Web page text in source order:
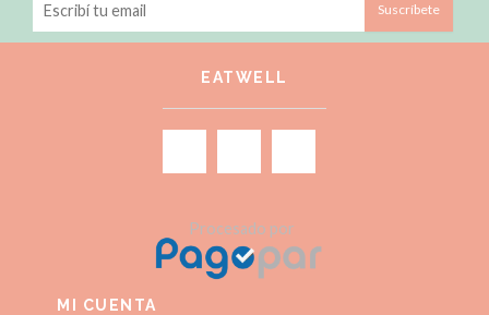
Suscríbete
EATWELL
Procesado por
MI CUENTA